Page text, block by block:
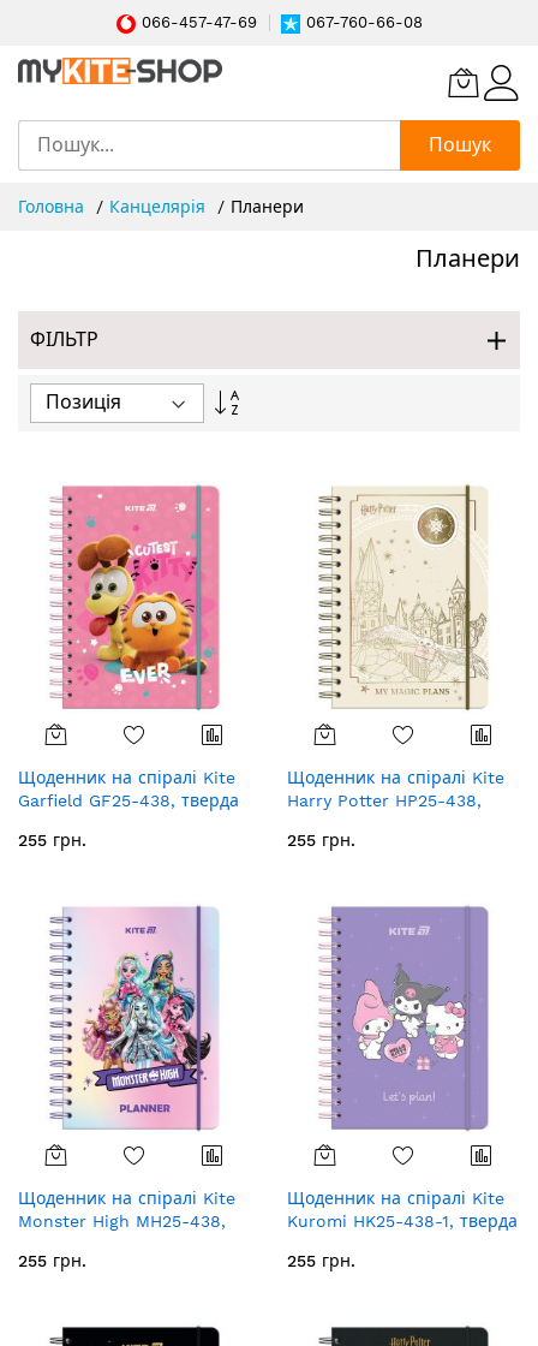
066-457-47-69 067-760-66-08
Пошук
Головна Канцелярія Планери
Планери
ФІЛЬТР
Сортувати
Щоденник на спіралі Kite
Garfield GF25-438, тверда
255 грн.
Щоденник на спіралі Kite
Harry Potter HP25-438,
255 грн.
Щоденник на спіралі Kite
Monster High MH25-438,
255 грн.
Щоденник на спіралі Kite
Kuromi HK25-438-1, тверда
255 грн.